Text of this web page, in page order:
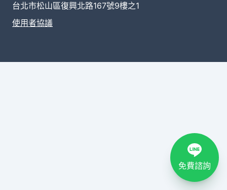
台北市松山區復興北路167號9樓之1
使用者協議
免費諮詢